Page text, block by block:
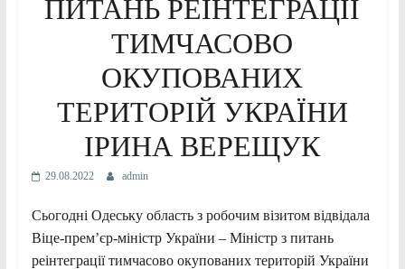
ПИТАНЬ РЕІНТЕГРАЦІЇ
ТИМЧАСОВО
ОКУПОВАНИХ
ТЕРИТОРІЙ УКРАЇНИ
ІРИНА ВЕРЕЩУК
29.08.2022 admin
Сьогодні Одеську область з робочим візитом відвідала
Віце-прем’єр-міністр України – Міністр з питань
реінтеграції тимчасово окупованих територій України